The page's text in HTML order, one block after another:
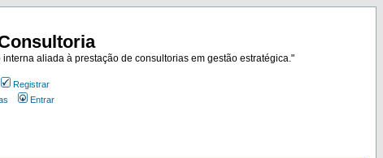
aliada à prestação de consultorias em gestão estratégica."
Registrar
Entrar